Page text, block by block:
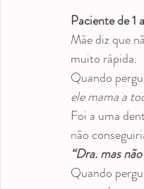
Mancha
medicação antroposófica
Paciente de 1
Mãe diz que
muito rápida.
Quando
ele mama a
Foi a uma
não
“Dra. mas
Quando